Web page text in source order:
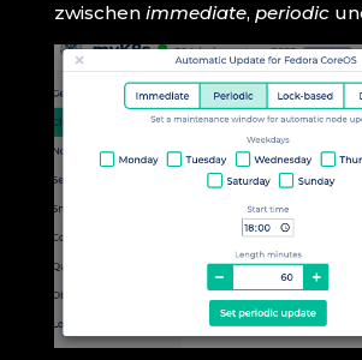
zwischen immediate, periodic